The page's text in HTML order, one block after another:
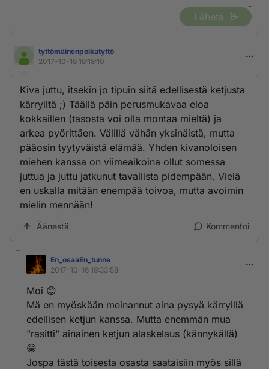
Lähetä
tyttömäinenpoikatyttö
2017-10-16 16:18:10
Kiva juttu, itsekin jo tipuin siitä edellisestä ketjusta
kärryiltä ;) Täällä päin perusmukavaa eloa
kokkaillen (tasosta voi olla montaa mieltä) ja
arkea pyörittäen. Välillä vähän yksinäistä, mutta
pääosin tyytyväistä elämää. Yhden kivanoloisen
miehen kanssa on viimeaikoina ollut somessa
juttua ja juttu jatkunut tavallista pidempään. Vielä
en uskalla mitään enempää toivoa, mutta avoimin
mielin mennään!
Äänestä Kommentoi
En_osaaEn_tunne
2017-10-16 19:33:58
Moi 😊
Mä en myöskään meinannut aina pysyä kärryillä
edellisen ketjun kanssa. Mutta enemmän mua
"rasitti" ainainen ketjun alaskelaus (kännykällä)
😁
Jospa tästä toisesta osasta saataisiin myös sillä